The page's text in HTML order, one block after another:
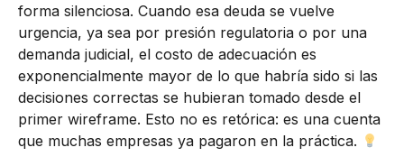
forma silenciosa. Cuando esa deuda se vuelve
urgencia, ya sea por presión regulatoria o por una
demanda judicial, el costo de adecuación es
exponencialmente mayor de lo que habría sido si las
decisiones correctas se hubieran tomado desde el
primer wireframe. Esto no es retórica: es una cuenta
que muchas empresas ya pagaron en la práctica.